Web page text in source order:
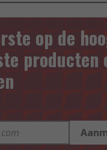
op de
producten